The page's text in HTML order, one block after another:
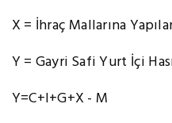
X = İhraç Mallarına
Y = Gayri Safi Yurt İçi
Y=C+I+G+X - M